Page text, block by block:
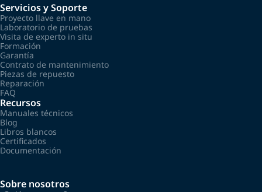
Servicios y Soporte
Proyecto llave en mano
Laboratorio de pruebas
Visita de experto in situ
Formación
Garantía
Contrato de mantenimiento
Piezas de repuesto
Reparación
FAQ
Recursos
Manuales técnicos
Blog
Libros blancos
Certificados
Documentación
Sobre nosotros